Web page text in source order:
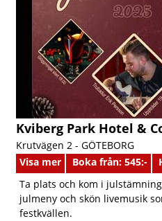
Kviberg Park Hotel &
Krutvägen 2 - GÖTEBORG
Visa mer
Boka från: 545:-
Ta plats och kom i
julmeny och skön livemusik
festkvällen.